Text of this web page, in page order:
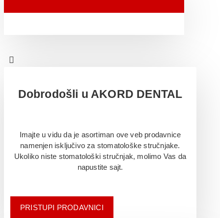
Dobrodošli u AKORD DENTAL
Imajte u vidu da je asortiman ove veb prodavnice
namenjen isključivo za stomatološke stručnjake.
Ukoliko niste stomatološki stručnjak, molimo Vas da
napustite sajt.
PRISTUPI PRODAVNICI